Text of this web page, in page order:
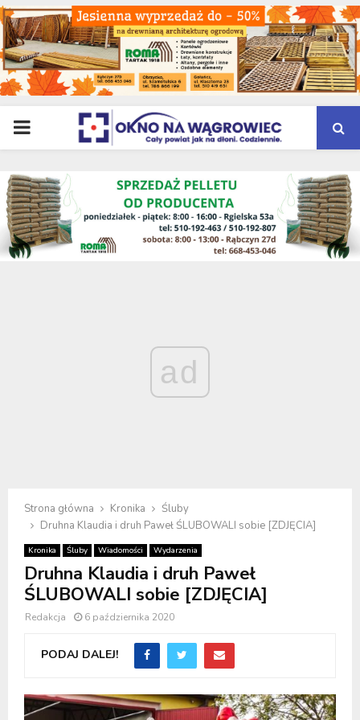
PRIMARY
MENU
ad
Strona główna Kronika
Śluby
Druhna Klaudia i druh Paweł ŚLUBOWALI sobie [ZDJĘCIA]
Kronika Śluby Wiadomości Wydarzenia
Druhna Klaudia i druh Paweł
ŚLUBOWALI sobie [ZDJĘCIA]
Redakcja 6 października 2020
PODAJ DALEJ!